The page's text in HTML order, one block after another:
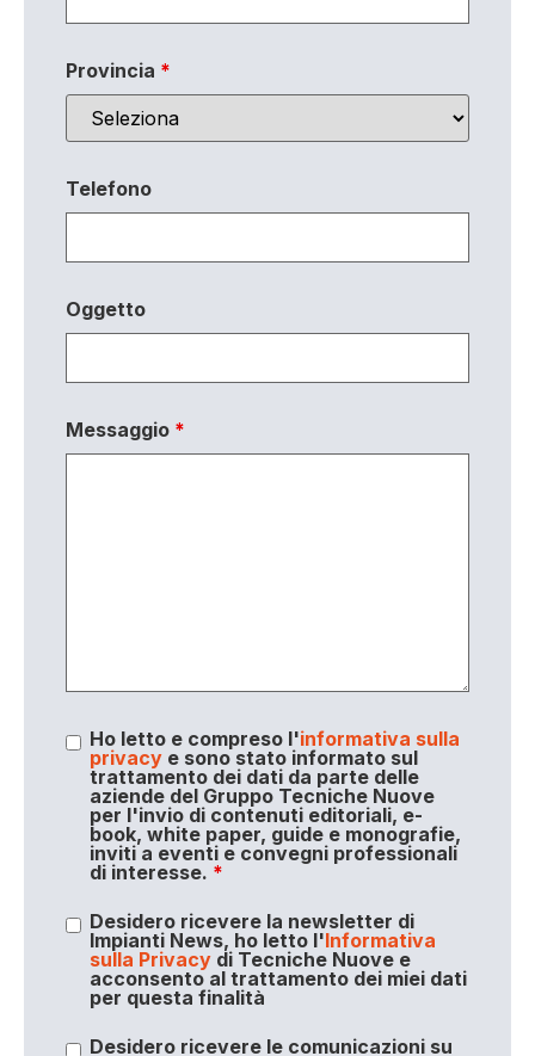
Provincia *
Telefono
Oggetto
Messaggio *
Ho letto e compreso l'informativa sulla
privacye sono stato informato sul
trattamento dei dati da parte delle
aziende del Gruppo Tecniche Nuove
per l'invio di contenuti editoriali, e-
book, white paper, guide e monografie,
inviti a eventi e convegni professionali
di interesse. *
Desidero ricevere la newsletter di
Impianti News, ho letto l'Informativa
sulla Privacydi Tecniche Nuove e
acconsento al trattamento dei miei dati
per questa finalità
Desidero ricevere le comunicazioni su